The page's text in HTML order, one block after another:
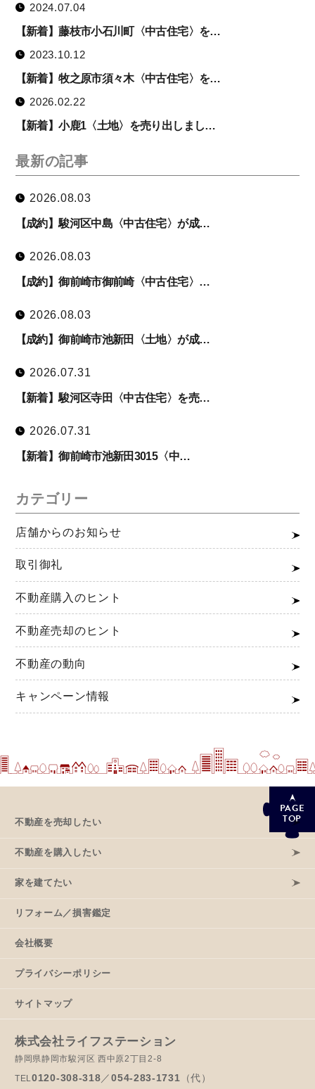
2024.07.04
【新着】藤枝市小石川町〈中古住宅〉を…
2023.10.12
【新着】牧之原市須々木〈中古住宅〉を…
2026.02.22
【新着】小鹿1〈土地〉を売り出しまし…
最新の記事
2026.08.03
【成約】駿河区中島〈中古住宅〉が成…
2026.08.03
【成約】御前崎市御前崎〈中古住宅〉…
2026.08.03
【成約】御前崎市池新田〈土地〉が成…
2026.07.31
【新着】駿河区寺田〈中古住宅〉を売…
2026.07.31
【新着】御前崎市池新田3015〈中…
カテゴリー
店舗からのお知らせ
取引御礼
不動産購入のヒント
不動産売却のヒント
不動産の動向
キャンペーン情報
PAGE
TOP
不動産を売却したい
不動産を購入したい
家を建てたい
リフォーム／損害鑑定
会社概要
プライバシーポリシー
サイトマップ
株式会社ライフステーション
静岡県静岡市駿河区 西中原2丁目2-8
TEL0120-308-318／054-283-1731 （代）